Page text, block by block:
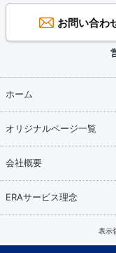
お問い合わ
ホーム
オリジナルページ一覧
会社概要
ERAサービス理念
表示